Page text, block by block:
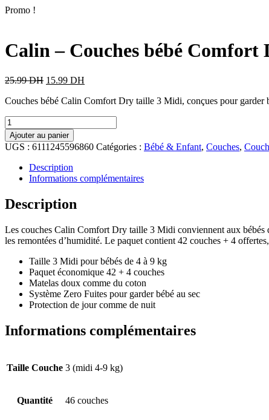
Promo !
Calin – Couches bébé
25.99DH 15.99 DH
Couches bébé Calin Comfort Dry taille 3 Midi, conçues pour garder
Ajouter au panier
UGS : 6111245596860 Catégories : Bébé & Enfant, Couches,
Description
Informations complémentaires
Description
Les couches Calin Comfort Dry taille 3 Midi conviennent aux bébés
les remontées d’humidité. Le paquet contient 42 couches + 4
Taille 3 Midi pour bébés de 4 à 9 kg
Paquet économique 42 + 4 couches
Matelas doux comme du coton
Système Zero Fuites pour garder bébé au sec
Protection de jour comme de nuit
Informations complémentaires
Taille Couche 3 (midi 4-9 kg)
Quantité 46 couches